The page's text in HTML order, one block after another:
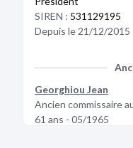
Structure d'activité
Impôts et taxes (€)
SIREN : 531129195
Depuis le 21/12/2015
Georghiou Jean
Ancien commissaire
61 ans - 05/1965